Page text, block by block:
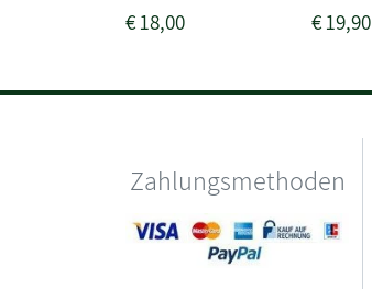
€18,00 €19,90
Zahlungsmethoden